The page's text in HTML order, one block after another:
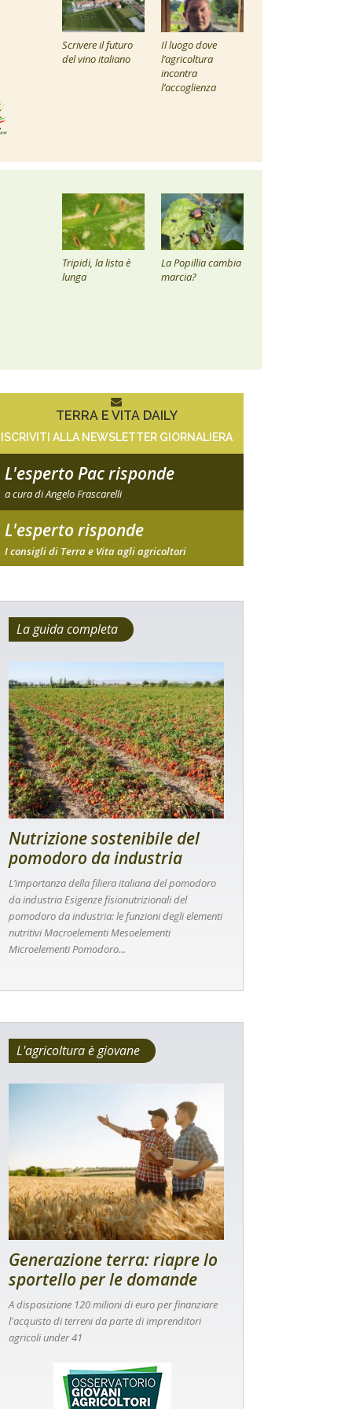
Scrivere il futuro
del vino italiano
Il luogo dove
l’agricoltura
incontra
l’accoglienza
Tripidi, la lista è
lunga
La Popillia cambia
marcia?
TERRA E VITA DAILY
ISCRIVITI ALLA NEWSLETTER GIORNALIERA
L'esperto Pac risponde
a cura di Angelo Frascarelli
L'esperto risponde
I consigli di Terra e Vita agli agricoltori
La guida completa
Nutrizione sostenibile del
pomodoro da industria
L’importanza della filiera italiana del pomodoro
da industria Esigenze fisionutrizionali del
pomodoro da industria: le funzioni degli elementi
nutritivi Macroelementi Mesoelementi
Microelementi Pomodoro...
L'agricoltura è giovane
Generazione terra: riapre lo
sportello per le domande
A disposizione 120 milioni di euro per finanziare
l'acquisto di terreni da parte di imprenditori
agricoli under 41